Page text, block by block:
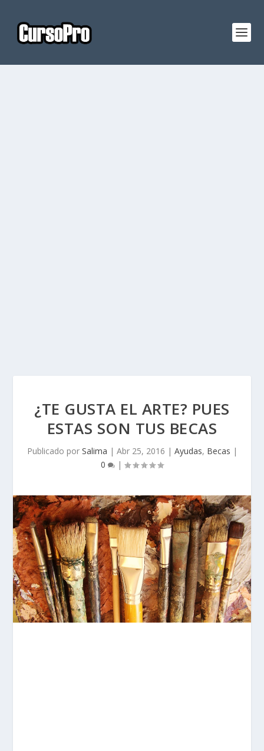
¿TE GUSTA EL ARTE? PUES
ESTAS SON TUS BECAS
Publicado por Salima | Abr 25, 2016 | Ayudas, Becas |
0
|